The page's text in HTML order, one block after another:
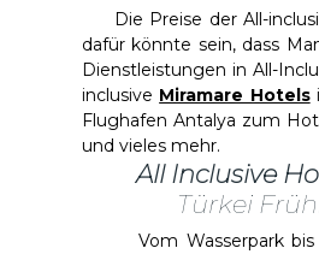
Die Preise der All-
dafür könnte sein, dass
Dienstleistungen in All-
inclusive Miramare Hotels
Flughafen Antalya zum
und vieles mehr.
All Inclusive
Türkei
Vom Wasserpark bis